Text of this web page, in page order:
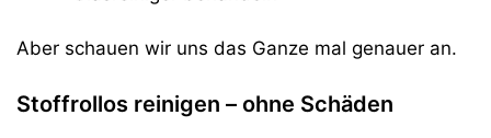
Aber schauen wir uns das Ganze mal genauer an.
Stoffrollos reinigen – ohne Schäden